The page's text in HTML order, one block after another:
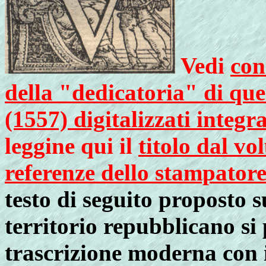
Vedi
della "dedicatoria" di
(1557) digitalizzati
leggine qui iltitolo dal
referenze dello stampatore
testo di seguito proposto
territorio repubblicano si
trascrizione moderna